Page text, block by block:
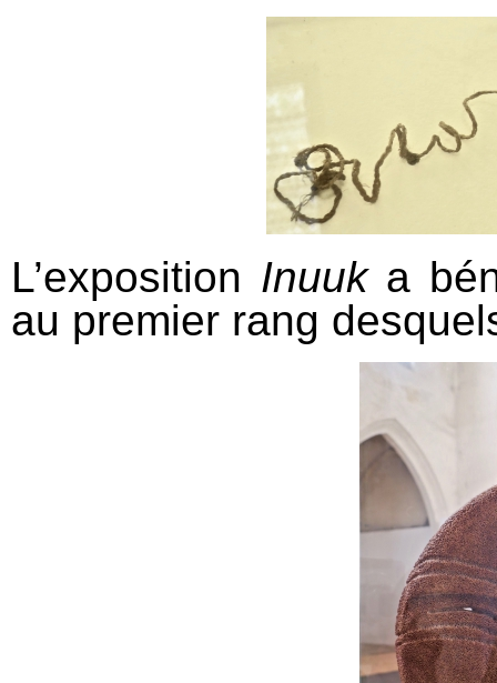
L’exposition Inuuka
au premier rang